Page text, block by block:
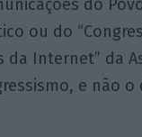
do
ou do
Internet” da
e não